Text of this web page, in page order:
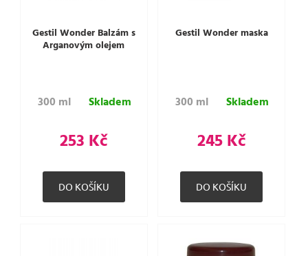
Gestil Wonder Balzám s
Arganovým olejem
300 ml Skladem
253 Kč
Gestil Wonder maska
300 ml Skladem
245 Kč